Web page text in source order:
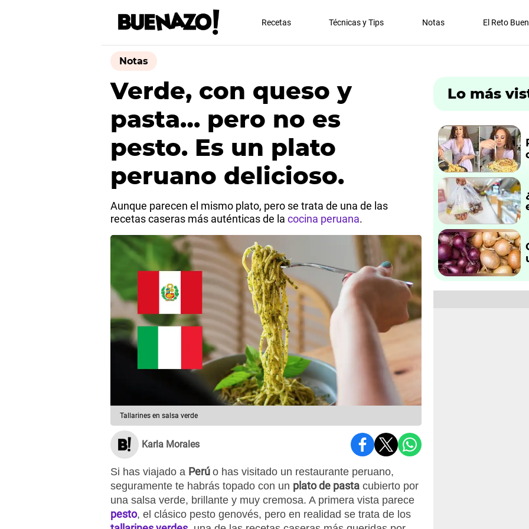
Recetas Técnicas y Tips Notas El Reto
Notas
Verde, con queso y
pasta… pero no es
pesto. Es un plato
peruano delicioso.
Aunque parecen el mismo plato, pero se trata de una de las
recetas caseras más auténticas de la cocina peruana.
Tallarines en salsa verde
Karla Morales
Si has viajado a Perú o has visitado un restaurante peruano,
seguramente te habrás topado con un plato de pasta cubierto por
una salsa verde, brillante y muy cremosa. A primera vista parece
pesto, el clásico pesto genovés, pero en realidad se trata de los
Lo más